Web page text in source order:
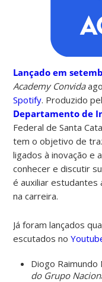
Lançado em
Academy Convida
Spotify. Produzido
Departamento de
Federal de Santa
tem o objetivo de
ligados à inovação e
conhecer e discutir
é auxiliar
na carreira.
Já foram lançados
escutados no
Diogo Raimundo
do Grupo